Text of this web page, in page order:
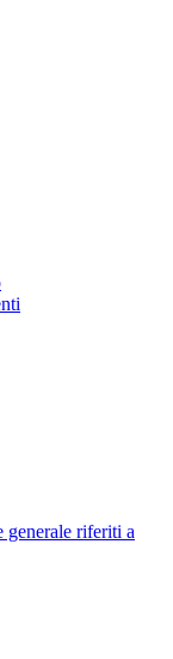
generale riferiti a